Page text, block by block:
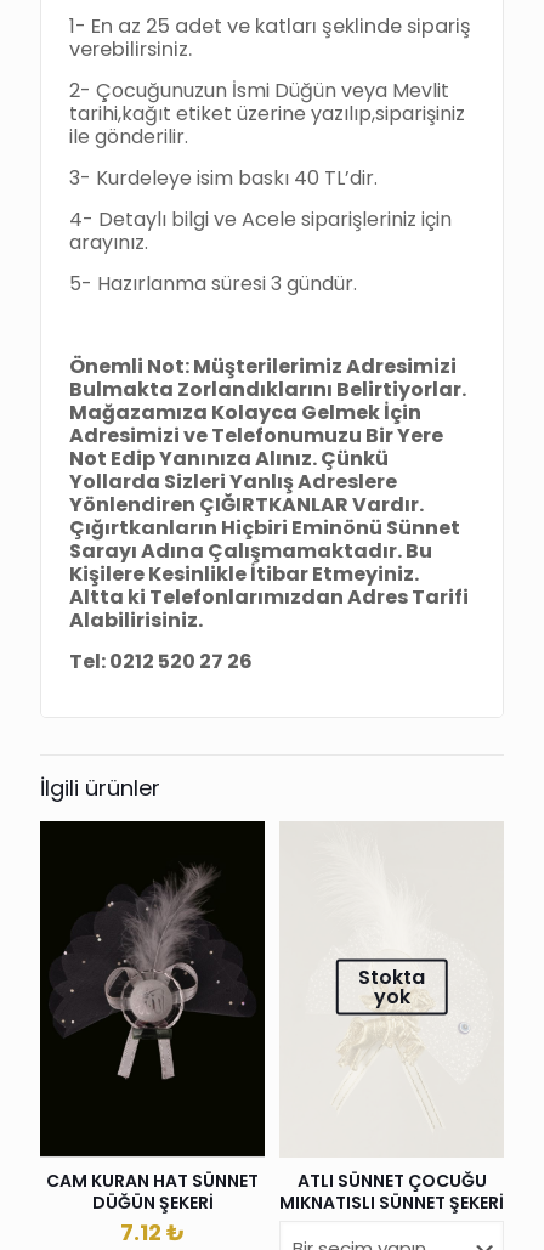
1- En az 25 adet ve katları şeklinde sipariş
verebilirsiniz.
2-Çocuğunuzun İsmi Düğün veya Mevlit
tarihi,kağıt etiket üzerine yazılıp,siparişiniz
ile gönderilir.
3- Kurdeleye isim baskı 40 TL’dir.
4- Detaylı bilgi ve Acele siparişleriniz için
arayınız.
5- Hazırlanma süresi 3 gündür.
Önemli Not: Müşterilerimiz Adresimizi
Bulmakta Zorlandıklarını Belirtiyorlar.
Mağazamıza Kolayca Gelmek İçin
Adresimizi ve Telefonumuzu Bir Yere
Not Edip Yanınıza Alınız. Çünkü
Yollarda Sizleri Yanlış Adreslere
Yönlendiren ÇIĞIRTKANLAR Vardır.
Çığırtkanların Hiçbiri Eminönü Sünnet
Sarayı Adına Çalışmamaktadır. Bu
Kişilere Kesinlikle İtibar Etmeyiniz.
Altta ki Telefonlarımızdan Adres Tarifi
Alabilirisiniz.
Tel: 0212 520 27 26
İlgili ürünler
CAM KURAN HAT SÜNNET
DÜĞÜN ŞEKERİ
7.12 ₺
Stokta
yok
ATLI SÜNNET ÇOCUĞU
MIKNATISLI SÜNNET ŞEKERİ